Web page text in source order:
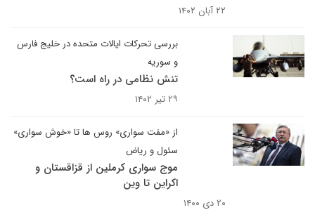
۲۲ آبان ۱۴۰۲
بررسی تحرکات ایالات متحده در خلیج فارس
و سوریه
تنش نظامی در راه است؟
۲۹ تیر ۱۴۰۲
از «مفت سواری» روس ها تا «خوش سواری»
سئول و ریاض
موج سواری کرملین از قزاقستان و
اکراین تا وین
۲۰ دی ۱۴۰۰